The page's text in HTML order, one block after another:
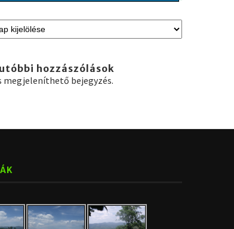
hozzászólások
megjeleníthető bejegyzés.